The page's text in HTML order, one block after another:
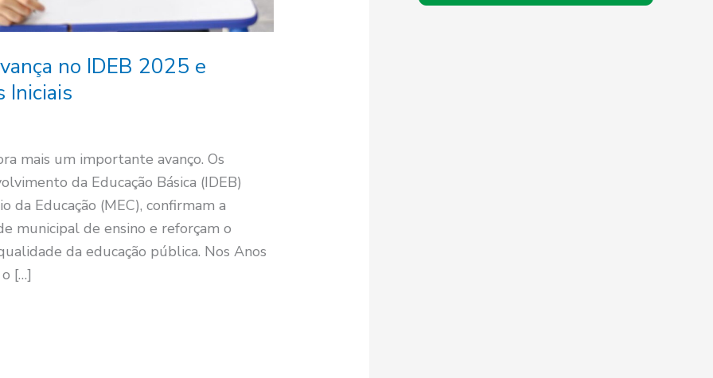
no IDEB 2025 e
Iniciais
mais um importante avanço. Os
da Educação Básica (IDEB)
Educação (MEC), confirmam a
municipal de ensino e reforçam o
da educação pública. Nos Anos
[…]